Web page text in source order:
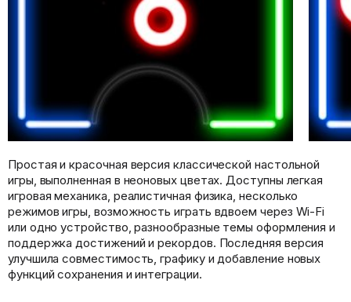
Простая и красочная версия классической настольной
игры, выполненная в неоновых цветах. Доступны легкая
игровая механика, реалистичная физика, несколько
режимов игры, возможность играть вдвоем через Wi-Fi
или одно устройство, разнообразные темы оформления и
поддержка достижений и рекордов. Последняя версия
улучшила совместимость, графику и добавление новых
функций сохранения и интеграции.